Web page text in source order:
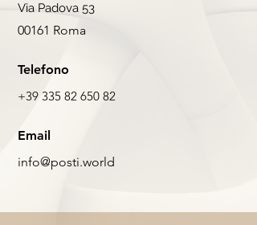
Via Padova 53
00161 Roma
Telefono
+39 335 82 650 82
Email
info@posti.world